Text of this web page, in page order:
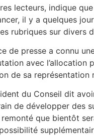
lecteurs, indique
il y a quelques
rubriques sur divers
de presse a connu
avec
de sa représentation
du Conseil dit
de développer des
remonté que bientôt